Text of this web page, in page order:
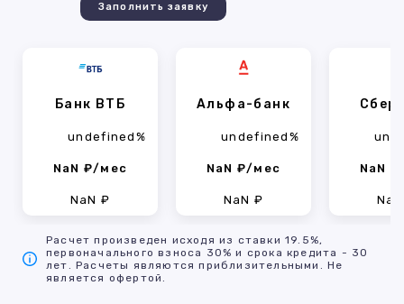
Заполнить заявку
Банк ВТБ
undefined%
NaN ₽/мес
NaN ₽
Альфа-банк
undefined%
NaN ₽/мес
NaN ₽
NaN
Расчет произведен исходя из ставки 19.5%,
первоначального взноса 30% и срока кредита - 30
лет. Расчеты являются приблизительными. Не
является офертой.